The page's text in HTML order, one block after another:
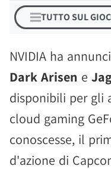
TUTTO SUL
NVIDIA ha
Dark Arisen e
disponibili per gli
cloud gaming
conoscesse, il
d'azione di